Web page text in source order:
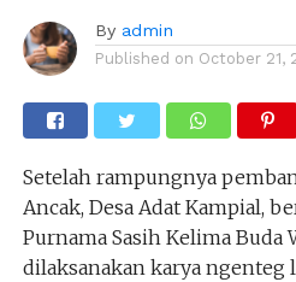
By admin
Published on October 21,
Setelah rampungnya
Ancak, Desa Adat Kampial,
Purnama Sasih Kelima Buda
dilaksanakan karya